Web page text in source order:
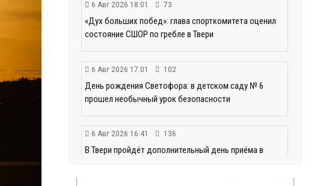
6 Авг 2026 18:01 73
«Дух больших побед»: глава спорткомитета оценил
состояние СШОР по гребле в Твери
6 Авг 2026 17:01 102
День рождения Светофора: в детском саду № 6
прошел необычный урок безопасности
6 Авг 2026 16:41 136
В Твери пройдёт дополнительный день приёма в